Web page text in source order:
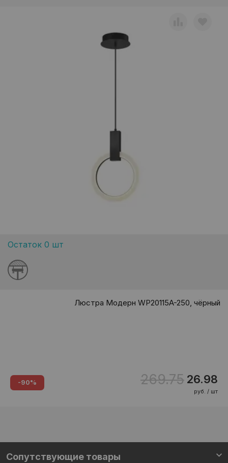
Остаток 0 шт
Люстра Модерн WP20115A-250, чёрный
-90% 269.75 26.98
руб. / шт
Сопутствующие товары